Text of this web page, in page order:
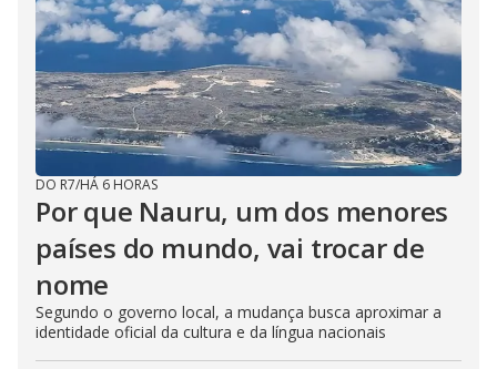
DO R7/HÁ 6 HORAS
Por que Nauru, um dos menores
países do mundo, vai trocar de
nome
Segundo o governo local, a mudança busca aproximar a
identidade oficial da cultura e da língua nacionais